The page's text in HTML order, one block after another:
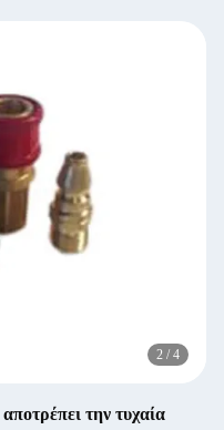
2 / 4
την τυχαία